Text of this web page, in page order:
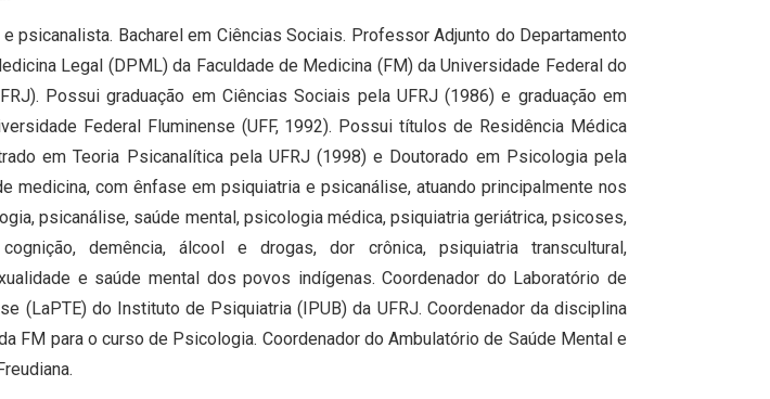
psicanalista. Bacharel em Ciências Sociais. Professor Adjunto do Departamento
Legal (DPML) da Faculdade de Medicina (FM) da Universidade Federal do
Possui graduação em Ciências Sociais pela UFRJ (1986) e graduação em
Federal Fluminense (UFF, 1992). Possui títulos de Residência Médica
em Teoria Psicanalítica pela UFRJ (1998) e Doutorado em Psicologia pela
medicina, com ênfase em psiquiatria e psicanálise, atuando principalmente nos
psicanálise, saúde mental, psicologia médica, psiquiatria geriátrica, psicoses,
demência, álcool e drogas, dor crônica, psiquiatria transcultural,
e saúde mental dos povos indígenas. Coordenador do Laboratório de
(LaPTE) do Instituto de Psiquiatria (IPUB) da UFRJ. Coordenador da disciplina
FM para o curso de Psicologia. Coordenador do Ambulatório de Saúde Mental e